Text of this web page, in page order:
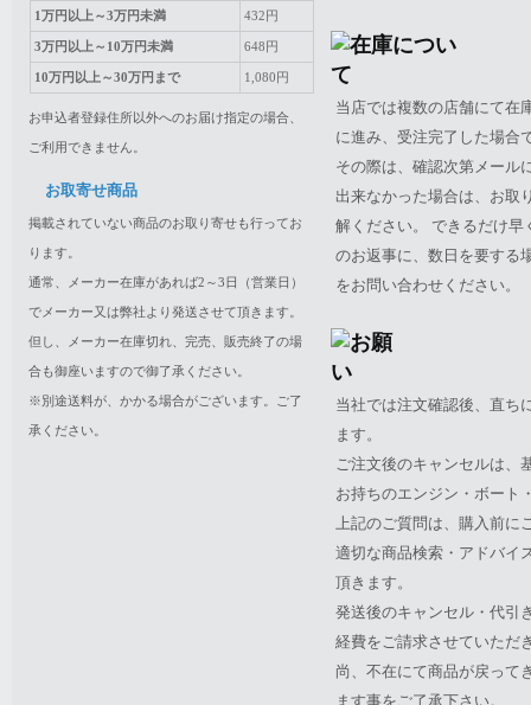
1万円以上～3万円未満 432円
3万円以上～10万円未満 648円
10万円以上～30万円まで 1,080円
お申込者登録住所以外へのお届け指定の場合、
ご利用できません。
お取寄せ商品
掲載されていない商品のお取り寄せも行ってお
ります。
通常、メーカー在庫があれば2～3日（営業日）
でメーカー又は弊社より発送させて頂きます。
但し、メーカー在庫切れ、完売、販売終了の場
合も御座いますので御了承ください。
※別途送料が、かかる場合がございます。ご了
承ください。
当店では複数の店舗にて在
に進み、受注完了した場合
その際は、確認次第メール
出来なかった場合は、お取
解ください。 できるだけ
のお返事に、数日を要する
をお問い合わせください。
当社では注文確認後、直ち
ます。
ご注文後のキャンセルは、
お持ちのエンジン・ボート
上記のご質問は、購入前に
適切な商品検索・アドバイ
頂きます。
発送後のキャンセル・代引
経費をご請求させていただ
尚、不在にて商品が戻って
ます事をご了承下さい。